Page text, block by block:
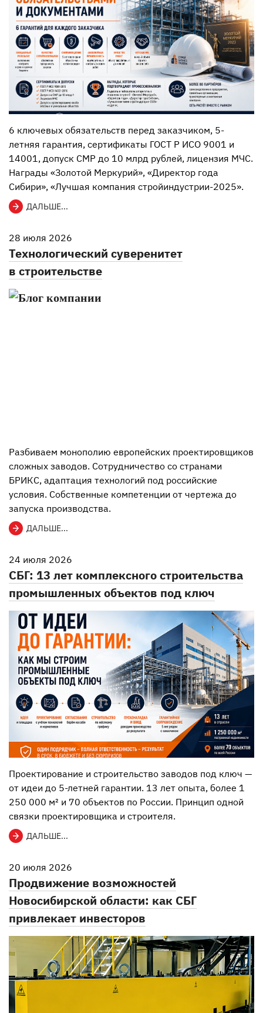
6 ключевых обязательств перед заказчиком, 5-
летняя гарантия, сертификаты ГОСТ Р ИСО 9001 и
14001, допуск СМР до 10 млрд рублей, лицензия МЧС.
Награды «Золотой Меркурий», «Директор года
Сибири», «Лучшая компания стройиндустрии-2025».
ДАЛЬШЕ...
28 июля 2026
Технологический суверенитет
в строительстве
Разбиваем монополию европейских проектировщиков
сложных заводов. Сотрудничество со странами
БРИКС, адаптация технологий под российские
условия. Собственные компетенции от чертежа до
запуска производства.
ДАЛЬШЕ...
24 июля 2026
СБГ: 13 лет комплексного строительства
промышленных объектов под ключ
Проектирование и строительство заводов под ключ —
от идеи до 5-летней гарантии. 13 лет опыта, более 1
250 000 м² и 70 объектов по России. Принцип одной
связки проектировщика и строителя.
ДАЛЬШЕ...
20 июля 2026
Продвижение возможностей
Новосибирской области: как СБГ
привлекает инвесторов